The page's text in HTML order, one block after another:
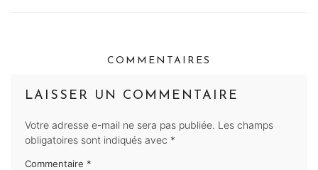
COMMENTAIRES
LAISSER UN COMMENTAIRE
Votre adresse e-mail ne sera pas publiée. Les champs
obligatoires sont indiqués avec *
Commentaire *